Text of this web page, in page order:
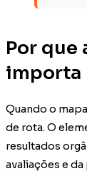
Por que
importa
Quando o
de rota. O
resultados
avaliações e